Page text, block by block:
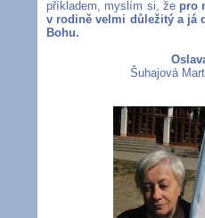
příkladem, myslím si, že pro
v rodině velmi důležitý a já
Bohu.
Šuhajová